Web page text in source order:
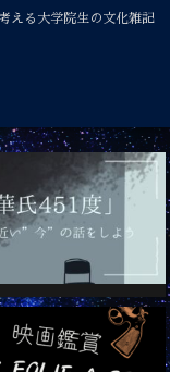
える大学院生の文化雑記